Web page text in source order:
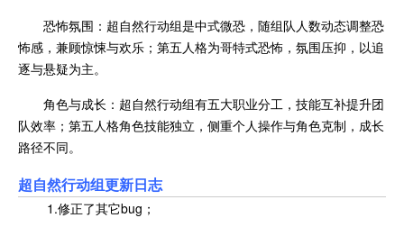
恐怖氛围：超自然行动组是中式微恐，随组队人数动态调整恐
怖感，兼顾惊悚与欢乐；第五人格为哥特式恐怖，氛围压抑，以追
逐与悬疑为主。
角色与成长：超自然行动组有五大职业分工，技能互补提升团
队效率；第五人格角色技能独立，侧重个人操作与角色克制，成长
路径不同。
超自然行动组更新日志
1.修正了其它bug；